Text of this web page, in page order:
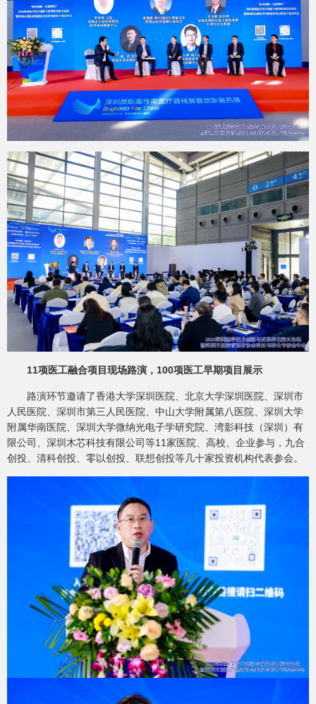
11项医工融合项目现场路演，100项医工早期项目展示
路演环节邀请了香港大学深圳医院、北京大学深圳医院、深圳市
人民医院、深圳市第三人民医院、中山大学附属第八医院、深圳大学
附属华南医院、深圳大学微纳光电子学研究院、湾影科技（深圳）有
限公司、深圳木芯科技有限公司等11家医院、高校、企业参与，九合
创投、清科创投、零以创投、联想创投等几十家投资机构代表参会。